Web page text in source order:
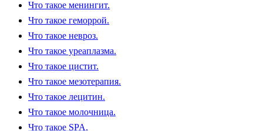
Что такое менингит.
Что такое геморрой.
Что такое невроз.
Что такое уреаплазма.
Что такое цистит.
Что такое мезотерапия.
Что такое лецитин.
Что такое молочница.
Что такое SPA.